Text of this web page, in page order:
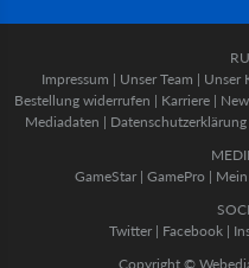
Impressum | Unser Team | Unser
Bestellung widerrufen | Karriere |
Mediadaten | Datenschutzerklärung
GameStar| GamePro |
Twitter | Facebook |